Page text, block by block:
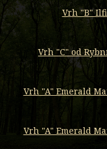
Vrh "B"
Vrh "C" od
Vrh "A" Emerald
Vrh "A" Emerald